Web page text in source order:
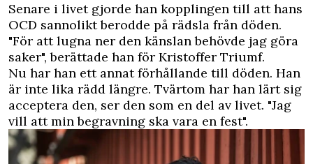
Senare i livet gjorde han kopplingen till att hans
OCD sannolikt berodde på rädsla från döden.
"För att lugna ner den känslan behövde jag göra
saker", berättade han för Kristoffer Triumf.
Nu har han ett annat förhållande till döden. Han
är inte lika rädd längre. Tvärtom har han lärt sig
acceptera den, ser den som en del av livet. "Jag
vill att min begravning ska vara en fest".